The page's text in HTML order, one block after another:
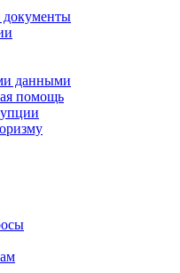
данными
помощь